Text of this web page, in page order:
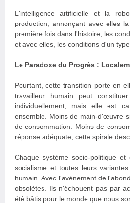
L'intelligence artificielle et la
production, annonçant avec elles
première fois dans l'histoire, les
et avec elles, les conditions d'un
Le Paradoxe du Progrès :
Pourtant, cette transition porte en
travailleur humain peut
individuellement, mais elle est
ensemble. Moins de main-d'œuvre
de consommation. Moins de
réponse adéquate, cette spirale
Chaque système socio-politique
socialisme et toutes leurs
humain. Avec l'avènement de
obsolètes. Ils n'échouent pas par
été bâtis pour le monde que nous